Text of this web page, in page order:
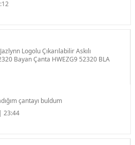
Logolu Çıkarılabilir Askılı
Bayan Çanta HWEZG9 52320 BLA
çantayı buldum
23:44